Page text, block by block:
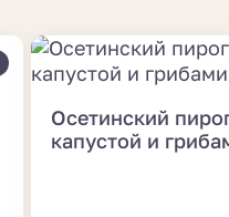
Осетинский
капустой и